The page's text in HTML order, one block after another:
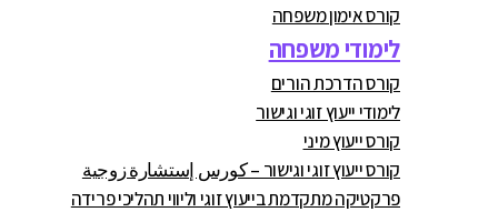
קורס אימון משפחה
לימודי משפחה
קורס הדרכת הורים
לימודי ייעוץ זוגי וגישור
קורס ייעוץ מיני
קורס ייעוץ זוגי וגישור – كورس إستشارة زوجية
פרקטיקה מתקדמת בייעוץ זוגי וליווי תהליכי פרידה